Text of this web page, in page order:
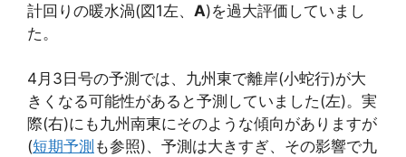
計回りの暖水渦(図1左、 A)を過大評価していまし
た。
4月3日号の予測では、九州東で離岸(小蛇行)が大
きくなる可能性があると予測していました(左)。実
際(右)にも九州南東にそのような傾向がありますが
(短期予測 も参照)、予測は大きすぎ、その影響で九